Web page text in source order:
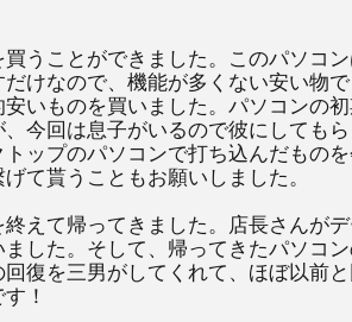
うことができました。このパソコン
けなので、機能が多くない安い物
いものを買いました。パソコンの
今回は息子がいるので彼にしてもら
ップのパソコンで打ち込んだもの
て貰うこともお願いしました。
えて帰ってきました。店長さんがデ
した。そして、帰ってきたパソコン
復を三男がしてくれて、ほぼ以前と
！